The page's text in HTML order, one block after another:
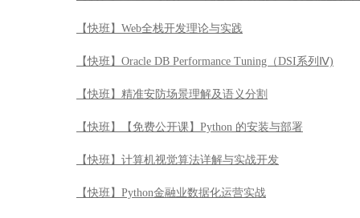
【快班】Web全栈开发理论与实践
【快班】Oracle DB Performance Tuning（DSI系列Ⅳ)
【快班】精准安防场景理解及语义分割
【快班】【免费公开课】Python 的安装与部署
【快班】计算机视觉算法详解与实战开发
【快班】Python金融业数据化运营实战